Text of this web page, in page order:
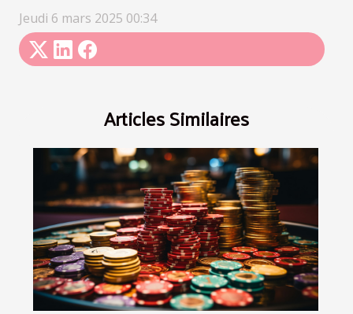
Jeudi 6 mars 2025 00:34
Articles Similaires